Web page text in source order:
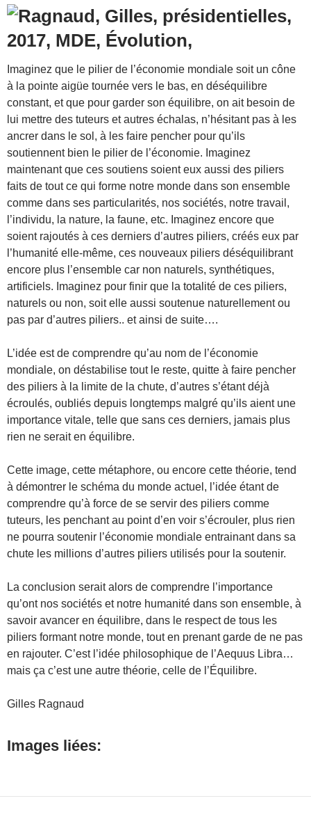
Imaginez que le pilier de l’économie mondiale soit un cône
à la pointe aigüe tournée vers le bas, en déséquilibre
constant, et que pour garder son équilibre, on ait besoin de
lui mettre des tuteurs et autres échalas, n’hésitant pas à les
ancrer dans le sol, à les faire pencher pour qu’ils
soutiennent bien le pilier de l’économie. Imaginez
maintenant que ces soutiens soient eux aussi des piliers
faits de tout ce qui forme notre monde dans son ensemble
comme dans ses particularités, nos sociétés, notre travail,
l’individu, la nature, la faune, etc. Imaginez encore que
soient rajoutés à ces derniers d’autres piliers, créés eux par
l’humanité elle-même, ces nouveaux piliers déséquilibrant
encore plus l’ensemble car non naturels, synthétiques,
artificiels. Imaginez pour finir que la totalité de ces piliers,
naturels ou non, soit elle aussi soutenue naturellement ou
pas par d’autres piliers.. et ainsi de suite….
L’idée est de comprendre qu’au nom de l’économie
mondiale, on déstabilise tout le reste, quitte à faire pencher
des piliers à la limite de la chute, d’autres s’étant déjà
écroulés, oubliés depuis longtemps malgré qu’ils aient une
importance vitale, telle que sans ces derniers, jamais plus
rien ne serait en équilibre.
Cette image, cette métaphore, ou encore cette théorie, tend
à démontrer le schéma du monde actuel, l’idée étant de
comprendre qu’à force de se servir des piliers comme
tuteurs, les penchant au point d’en voir s’écrouler, plus rien
ne pourra soutenir l’économie mondiale entrainant dans sa
chute les millions d’autres piliers utilisés pour la soutenir.
La conclusion serait alors de comprendre l’importance
qu’ont nos sociétés et notre humanité dans son ensemble, à
savoir avancer en équilibre, dans le respect de tous les
piliers formant notre monde, tout en prenant garde de ne pas
en rajouter. C’est l’idée philosophique de l’Aequus Libra…
mais ça c’est une autre théorie, celle de l’Équilibre.
Gilles Ragnaud
Images liées: